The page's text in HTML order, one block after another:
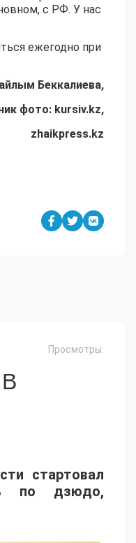
с РФ. У нас
ежегодно при
Беккалиева,
фото: kursiv.kz,
zhaikpress.kz
Просмотры:
стартовал
по дзюдо,